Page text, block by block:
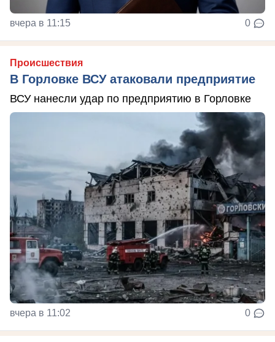
вчера в 11:15 0
Происшествия
В Горловке ВСУ атаковали предприятие
ВСУ нанесли удар по предприятию в Горловке
вчера в 11:02 0